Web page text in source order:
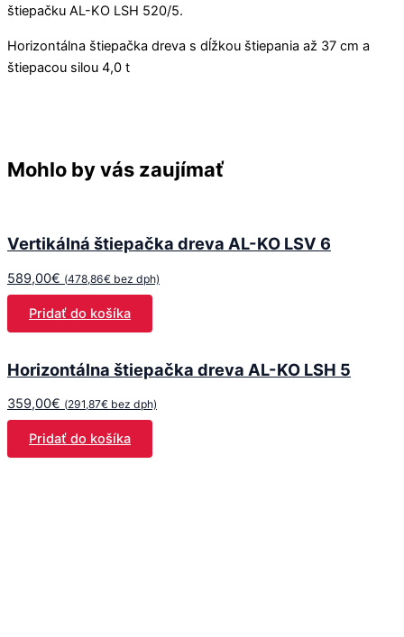
štiepačku AL-KO LSH 520/5.
Horizontálna štiepačka dreva s dĺžkou štiepania až 37 cm a
štiepacou silou 4,0 t
Mohlo by vás zaujímať
Vertikálná štiepačka dreva AL-KO LSV 6
589,00€ (478,86€ bez dph)
Pridať do košíka
Horizontálna štiepačka dreva AL-KO LSH 5
359,00€ (291,87€ bez dph)
Pridať do košíka